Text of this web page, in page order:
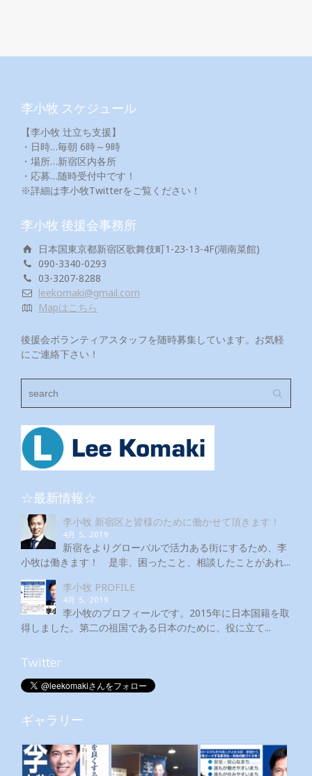
李小牧 スケジュール
【李小牧 辻立ち支援】
・日時…毎朝 6時～9時
・場所…新宿区内各所
・応募…随時受付中です！
※詳細は李小牧Twitterをご覧ください！
李小牧 後援会事務所
日本国東京都新宿区歌舞伎町1-23-13-4F(湖南菜館)
090-3340-0293
03-3207-8288
leekomaki@gmail.com
Mapはこちら
後援会ボランティアスタッフを随時募集しています。お気軽
にご連絡下さい！
☆最新情報☆
李小牧 新宿区と皆様のために働かせて頂きます！
4月 5, 2019
新宿をよりグローバルで活力ある街にするため、李
小牧は働きます！ 是非、困ったこと、相談したことがあれ...
李小牧 PROFILE
4月 5, 2019
李小牧のプロフィールです。2015年に日本国籍を取
得しました。第二の祖国である日本のために、役に立て...
Twitter
ギャラリー